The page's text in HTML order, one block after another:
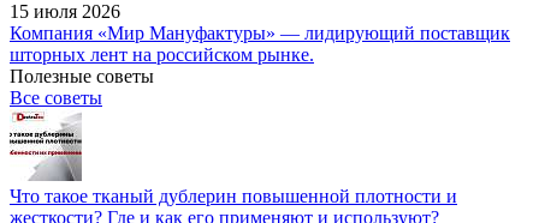
15 июля 2026
Компания «Мир Мануфактуры» — лидирующий поставщик
шторных лент на российском рынке.
Полезные советы
Все советы
Что такое тканый дублерин повышенной плотности и
жесткости? Где и как его применяют и используют?